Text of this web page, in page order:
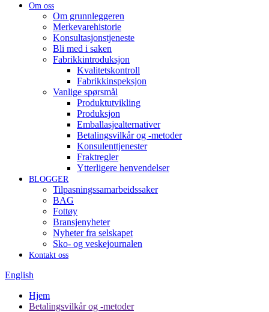
Om oss
Om grunnleggeren
Merkevarehistorie
Konsultasjonstjeneste
Bli med i saken
Fabrikkintroduksjon
Kvalitetskontroll
Fabrikkinspeksjon
Vanlige spørsmål
Produktutvikling
Produksjon
Emballasjealternativer
Betalingsvilkår og -metoder
Konsulenttjenester
Fraktregler
Ytterligere henvendelser
BLOGGER
Tilpasningssamarbeidssaker
BAG
Fottøy
Bransjenyheter
Nyheter fra selskapet
Sko- og veskejournalen
Kontakt oss
English
Hjem
Betalingsvilkår og -metoder